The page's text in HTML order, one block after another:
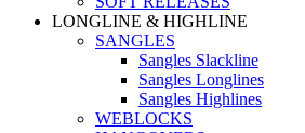
LONGLINE & HIGHLINE
SANGLES
Sangles Slackline
Sangles Longlines
Sangles Highlines
WEBLOCKS